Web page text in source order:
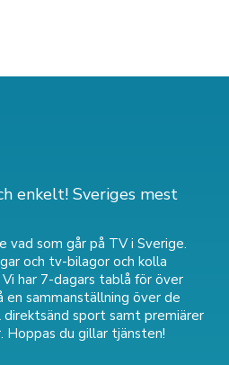
enkelt! Sveriges mest
vad som går på TV i Sverige.
och tv-bilagor och kolla
har 7-dagars tablå för över
en sammanställning över de
direktsänd sport samt premiärer
. Hoppas du gillar tjänsten!